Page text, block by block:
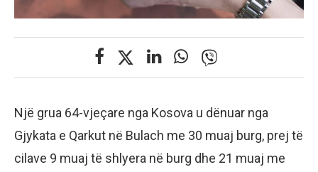
Një grua 64-vjeçare nga Kosova u dënuar nga
Gjykata e Qarkut në Bulach me 30 muaj burg, prej të
cilave 9 muaj të shlyera në burg dhe 21 muaj me